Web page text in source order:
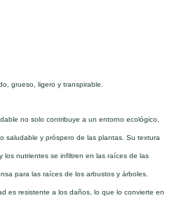
grueso, ligero y transpirable.
no solo contribuye a un entorno ecológico,
saludable y próspero de las plantas. Su textura
los nutrientes se infiltren en las raíces de las
para las raíces de los arbustos y árboles.
es resistente a los daños, lo que lo convierte en